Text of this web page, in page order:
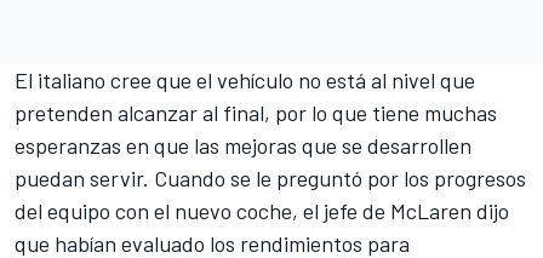
El italiano cree que el vehículo no está al nivel que
pretenden alcanzar al final, por lo que tiene muchas
esperanzas en que las mejoras que se desarrollen
puedan servir. Cuando se le preguntó por los progresos
del equipo con el nuevo coche, el jefe de McLaren dijo
que habían evaluado los rendimientos para